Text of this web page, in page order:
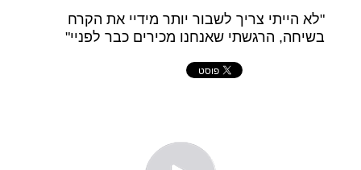
"לא הייתי צריך לשבור יותר מידיי את הקרח
בשיחה, הרגשתי שאנחנו מכירים כבר לפניי"